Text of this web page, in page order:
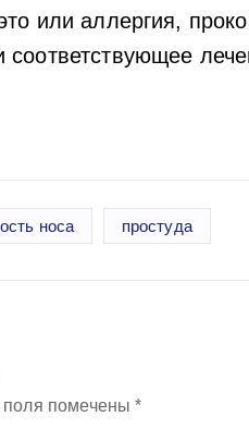
или аллергия,
носа простуда
поля помечены*